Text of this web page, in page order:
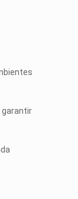
garantir